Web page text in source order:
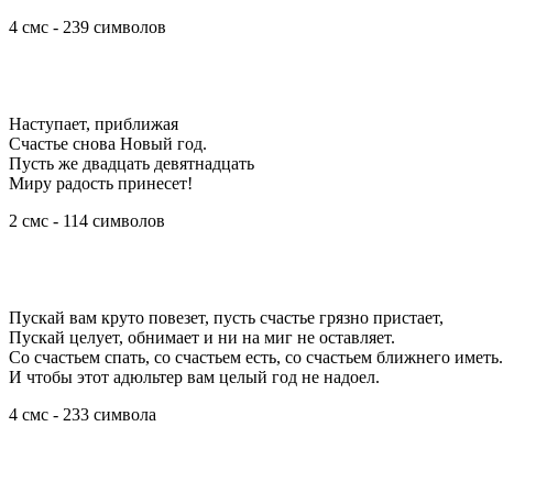
4 смс - 239 символов
Наступает, приближая
Счастье снова Новый год.
Пусть же двадцать девятнадцать
Миру радость принесет!
2 смс - 114 символов
Пускай вам круто повезет, пусть счастье грязно пристает,
Пускай целует, обнимает и ни на миг не оставляет.
Со счастьем спать, со счастьем есть, со счастьем ближнего иметь.
И чтобы этот адюльтер вам целый год не надоел.
4 смс - 233 символа